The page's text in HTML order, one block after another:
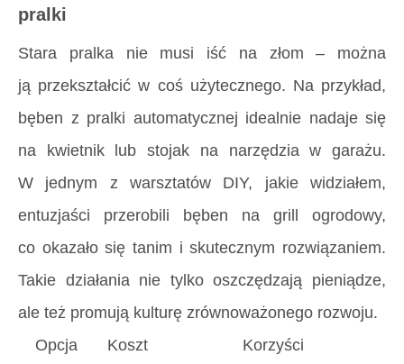
pralki
Stara pralka nie musi iść na złom – można
ją przekształcić w coś użytecznego. Na przykład,
bęben z pralki automatycznej idealnie nadaje się
na kwietnik lub stojak na narzędzia w garażu.
W jednym z warsztatów DIY, jakie widziałem,
entuzjaści przerobili bęben na grill ogrodowy,
co okazało się tanim i skutecznym rozwiązaniem.
Takie działania nie tylko oszczędzają pieniądze,
ale też promują kulturę zrównoważonego rozwoju.
Opcja
Koszt
Korzyści